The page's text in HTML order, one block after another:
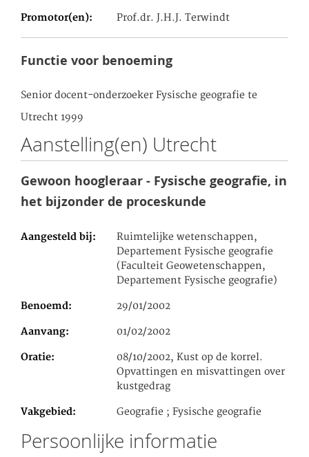
Promotor(en) Prof.dr. J.H.J. Terwindt
Functie voor benoeming
Senior docent-onderzoeker Fysische geografie te
Utrecht 1999
Aanstelling(en) Utrecht
Gewoon hoogleraar - Fysische geografie, in
het bijzonder de proceskunde
Aangesteld bij
Ruimtelijke wetenschappen,
Departement Fysische geografie
(Faculteit Geowetenschappen,
Departement Fysische geografie)
Benoemd 29/01/2002
Aanvang 01/02/2002
Oratie
08/10/2002, Kust op de korrel.
Opvattingen en misvattingen over
kustgedrag
Vakgebied Geografie ; Fysische geografie
Persoonlijke informatie